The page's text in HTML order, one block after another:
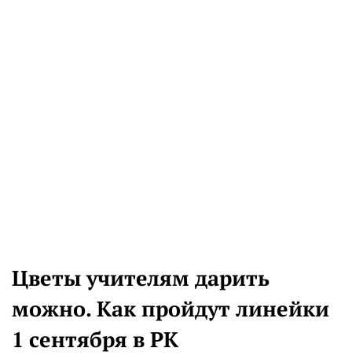
Цветы учителям дарить
можно. Как пройдут линейки
1 сентября в РК